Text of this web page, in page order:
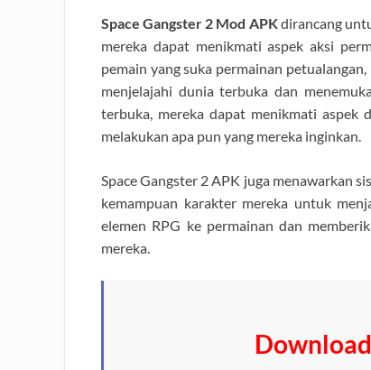
Space Gangster 2 Mod APKdirancang
mereka dapat menikmati aspek aksi
pemain yang suka permainan
menjelajahi dunia terbuka dan
terbuka, mereka dapat menikmati aspek
melakukan apa pun yang mereka inginkan.
Space Gangster 2 APK juga menawarkan
kemampuan karakter mereka untuk
elemen RPG ke permainan dan
mereka.